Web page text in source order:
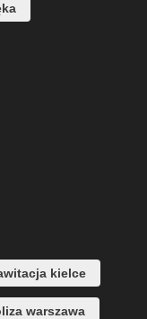
kielce
warszawa